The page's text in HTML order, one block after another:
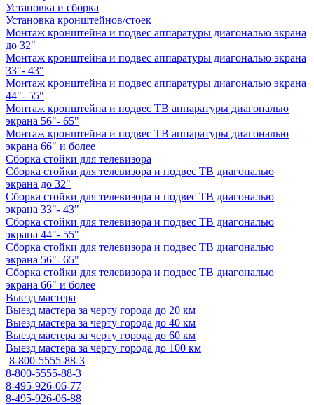
Установка и сборка
Установка кронштейнов/стоек
Монтаж кронштейна и подвес аппаратуры диагональю экрана
до 32"
Монтаж кронштейна и подвес аппаратуры диагональю экрана
33"- 43"
Монтаж кронштейна и подвес аппаратуры диагональю экрана
44"- 55"
Монтаж кронштейна и подвес ТВ аппаратуры диагональю
экрана 56"- 65"
Монтаж кронштейна и подвес ТВ аппаратуры диагональю
экрана 66" и более
Сборка стойки для телевизора
Сборка стойки для телевизора и подвес ТВ диагональю
экрана до 32"
Сборка стойки для телевизора и подвес ТВ диагональю
экрана 33"- 43"
Сборка стойки для телевизора и подвес ТВ диагональю
экрана 44"- 55"
Сборка стойки для телевизора и подвес ТВ диагональю
экрана 56"- 65"
Сборка стойки для телевизора и подвес ТВ диагональю
экрана 66" и более
Выезд мастера
Выезд мастера за черту города до 20 км
Выезд мастера за черту города до 40 км
Выезд мастера за черту города до 60 км
Выезд мастера за черту города до 100 км
8-800-5555-88-3
8-800-5555-88-3
8-495-926-06-77
8-495-926-06-88